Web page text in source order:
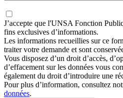
J’accepte que l'UNSA Fonction
fins exclusives d’informations.
Les informations recueillies sur ce
traiter votre demande et sont
Vous disposez d’un droit d’accès,
d’effacement sur les données vous
également du droit d’introduire une
Pour plus d’information, consultez
données.